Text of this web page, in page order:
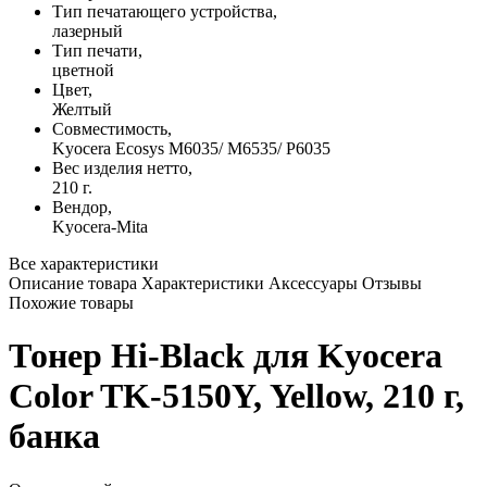
Тип печатающего устройства,
лазерный
Тип печати,
цветной
Цвет,
Желтый
Совместимость,
Kyocera Ecosys M6035/ M6535/ P6035
Вес изделия нетто,
210 г.
Вендор,
Kyocera-Mita
Все характеристики
Описание товара Характеристики Аксессуары Отзывы
Похожие товары
Тонер Hi-Black для Kyocera
Color TK-5150Y, Yellow, 210 г,
банка